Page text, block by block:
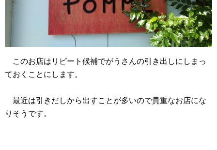
このお店はリピート候補でがうさんの引き出しにしまっ
ておくことにします。
最近は引きだしから出すことが多いので貴重なお店にな
りそうです。